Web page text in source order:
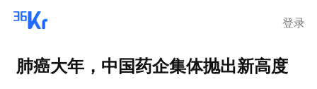
登录
肺癌大年，中国药企集体抛出新高度